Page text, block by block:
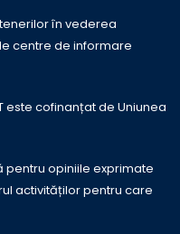
în vederea
centre de informare
este cofinanțat de Uniunea
pentru opiniile exprimate
activităților pentru care